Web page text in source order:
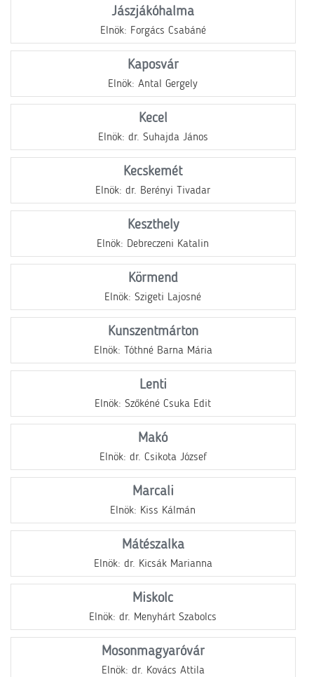
Jászjákóhalma
Elnök: Forgács Csabáné
Kaposvár
Elnök: Antal Gergely
Kecel
Elnök: dr. Suhajda János
Kecskemét
Elnök: dr. Berényi Tivadar
Keszthely
Elnök: Debreczeni Katalin
Körmend
Elnök: Szigeti Lajosné
Kunszentmárton
Elnök: Tóthné Barna Mária
Lenti
Elnök: Szőkéné Csuka Edit
Makó
Elnök: dr. Csikota József
Marcali
Elnök: Kiss Kálmán
Mátészalka
Elnök: dr. Kicsák Marianna
Miskolc
Elnök: dr. Menyhárt Szabolcs
Mosonmagyaróvár
Elnök: dr. Kovács Attila